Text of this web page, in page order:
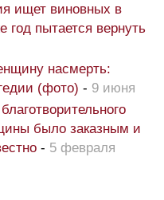
ищет виновных в
год пытается вернуть
насмерть:
(фото) - 9 июня
было заказным и
- 5 февраля